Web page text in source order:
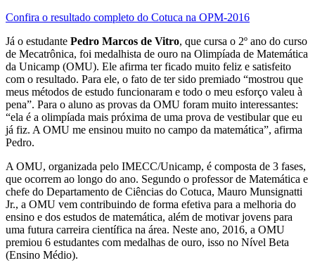
Confira o resultado completo do Cotuca na OPM-2016
Já o estudante Pedro Marcos de Vitro, que cursa o 2º ano do curso
de Mecatrônica, foi medalhista de ouro na Olimpíada de Matemática
da Unicamp (OMU). Ele afirma ter ficado muito feliz e satisfeito
com o resultado. Para ele, o fato de ter sido premiado “mostrou que
meus métodos de estudo funcionaram e todo o meu esforço valeu à
pena”. Para o aluno as provas da OMU foram muito interessantes:
“ela é a olimpíada mais próxima de uma prova de vestibular que eu
já fiz. A OMU me ensinou muito no campo da matemática”, afirma
Pedro.
A OMU, organizada pelo IMECC/Unicamp, é composta de 3 fases,
que ocorrem ao longo do ano. Segundo o professor de Matemática e
chefe do Departamento de Ciências do Cotuca, Mauro Munsignatti
Jr., a OMU vem contribuindo de forma efetiva para a melhoria do
ensino e dos estudos de matemática, além de motivar jovens para
uma futura carreira científica na área. Neste ano, 2016, a OMU
premiou 6 estudantes com medalhas de ouro, isso no Nível Beta
(Ensino Médio).